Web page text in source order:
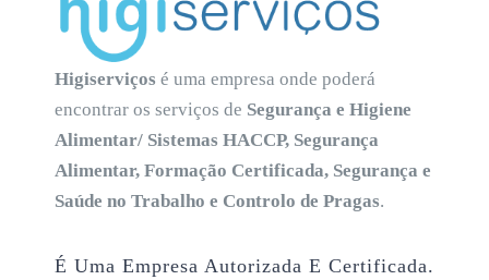
Higiserviços é uma empresa onde poderá
encontrar os serviços de Segurança e Higiene
Alimentar/ Sistemas HACCP, Segurança
Alimentar, Formação Certificada, Segurança e
Saúde no Trabalho e Controlo de Pragas.
É Uma Empresa Autorizada E Certificada.